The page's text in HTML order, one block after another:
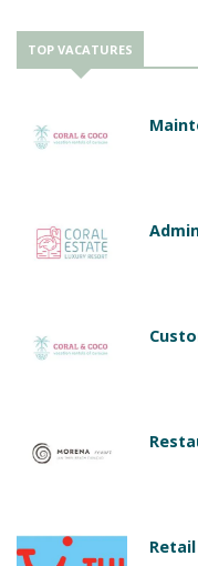
TOP VACATURES